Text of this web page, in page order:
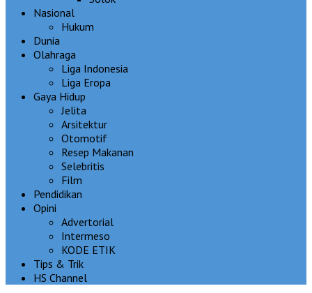
Nasional
Hukum
Dunia
Olahraga
Liga Indonesia
Liga Eropa
Gaya Hidup
Jelita
Arsitektur
Otomotif
Resep Makanan
Selebritis
Film
Pendidikan
Opini
Advertorial
Intermeso
KODE ETIK
Tips & Trik
HS Channel